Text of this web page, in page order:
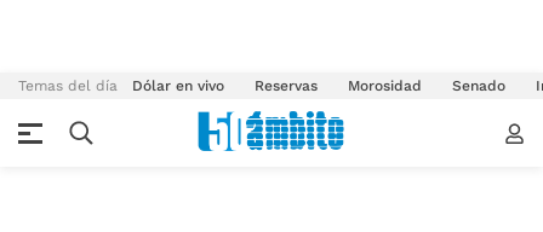
Temas del día Dólar en vivo Reservas Morosidad Senado